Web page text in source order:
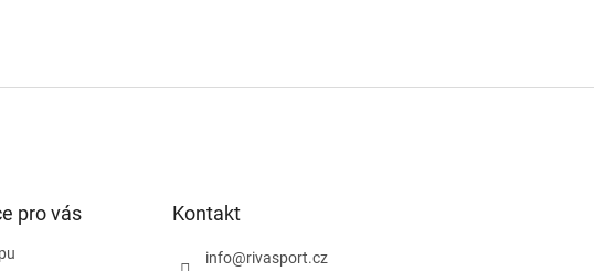
pro vás Kontakt
info@rivasport.cz